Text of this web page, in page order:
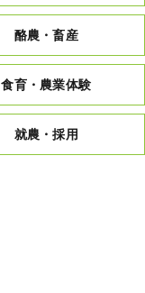
酪農・畜産
食育・農業体験
就農・採用